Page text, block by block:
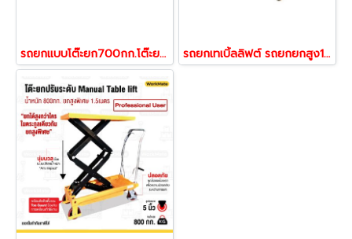
รถยกแบบโต๊ะยก700กก.โต๊ะยกไฮดรอลิคแบบมือโยก Table lift truck Work mate 53410 รถยกเทเบิ้ลลิฟต์ รถยกยกสูง1.3เมตร 350กก.โต๊ะยกไฮดรอลิค Table lift truck 53397